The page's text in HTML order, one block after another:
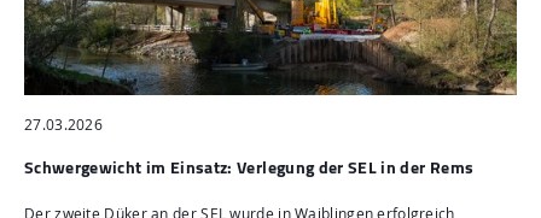
27.03.2026
Schwergewicht im Einsatz: Verlegung der SEL in der Rems
Der zweite Düker an der SEL wurde in Waiblingen erfolgreich